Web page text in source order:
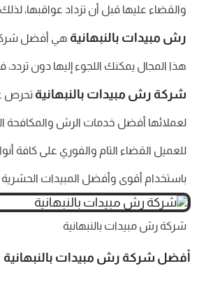
والقضاء عليها قبل أن تزداد عواقبها،
رش مبيدات بالنبهانية هي أفضل
هذا المجال يمكنك اللجوء إليها دون
شركة رش مبيدات بالنبهانية تحرص
لعملائها أفضل خدمات الرش والمكافحة
للعميل القضاء التام والفوري على كافة
باستخدام أقوى وأفضل المبيدات
شركة رش مبيدات بالنبهانية
أفضل شركة رش مبيدات بالنبهانية